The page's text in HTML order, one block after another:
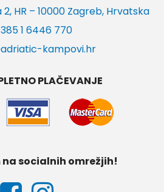
HR – 10000 Zagreb, Hrvatska
1 6446 770
kampovi.hr
PLAČEVANJE
na socialnih omrežjih!